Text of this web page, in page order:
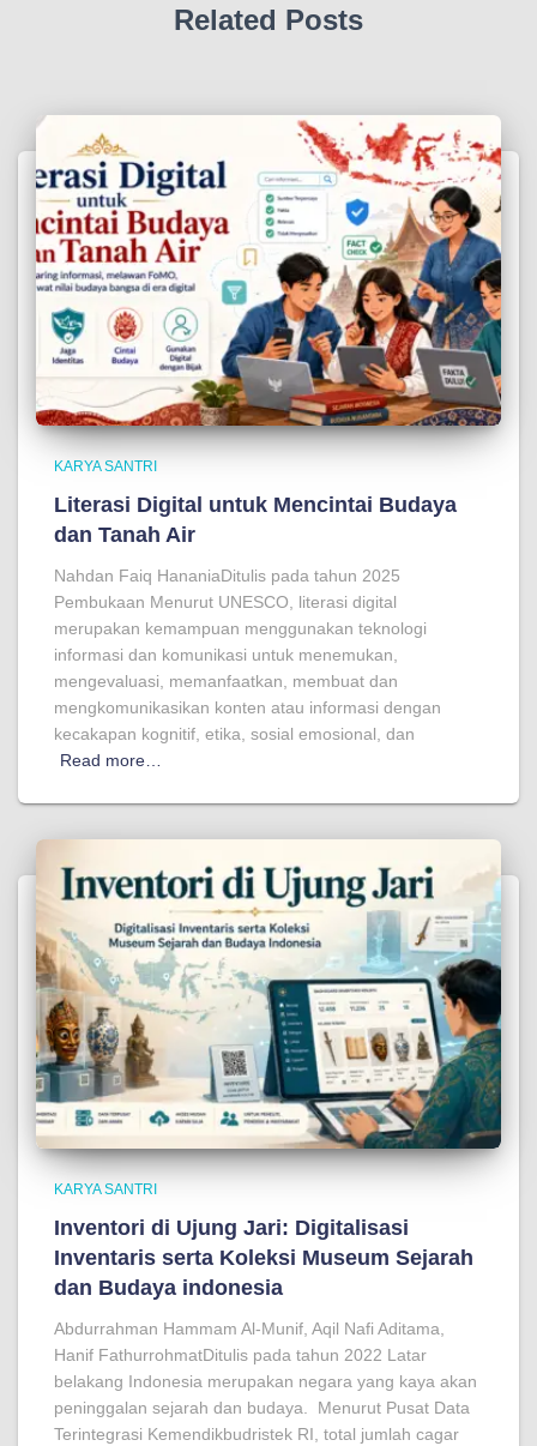
Related Posts
KARYA SANTRI
Literasi Digital untuk Mencintai Budaya
dan Tanah Air
Nahdan Faiq HananiaDitulis pada tahun 2025
Pembukaan Menurut UNESCO, literasi digital
merupakan kemampuan menggunakan teknologi
informasi dan komunikasi untuk menemukan,
mengevaluasi, memanfaatkan, membuat dan
mengkomunikasikan konten atau informasi dengan
kecakapan kognitif, etika, sosial emosional, dan
Read more…
KARYA SANTRI
Inventori di Ujung Jari: Digitalisasi
Inventaris serta Koleksi Museum Sejarah
dan Budaya indonesia
Abdurrahman Hammam Al-Munif, Aqil Nafi Aditama,
Hanif FathurrohmatDitulis pada tahun 2022 Latar
belakang Indonesia merupakan negara yang kaya akan
peninggalan sejarah dan budaya. Menurut Pusat Data
Terintegrasi Kemendikbudristek RI, total jumlah cagar